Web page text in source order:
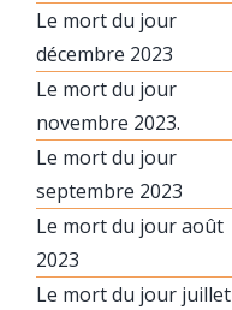
Le mort du jour
décembre 2023
Le mort du jour
novembre 2023.
Le mort du jour
septembre 2023
Le mort du jour août
2023
Le mort du jour juillet